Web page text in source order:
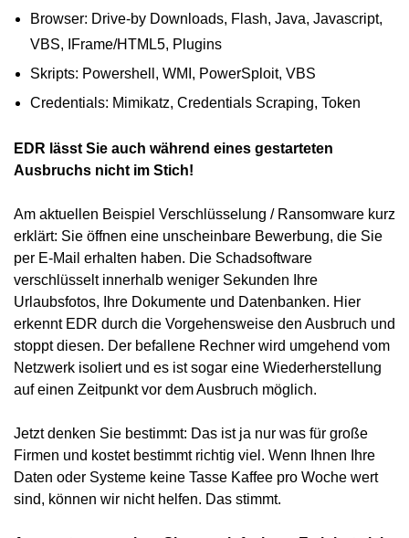
Browser: Drive-by Downloads, Flash, Java, Javascript,
VBS, IFrame/HTML5, Plugins
Skripts: Powershell, WMI, PowerSploit, VBS
Credentials: Mimikatz, Credentials Scraping, Token
EDR lässt Sie auch während eines gestarteten
Ausbruchs nicht im Stich!
Am aktuellen Beispiel Verschlüsselung / Ransomware kurz
erklärt: Sie öffnen eine unscheinbare Bewerbung, die Sie
per E-Mail erhalten haben. Die Schadsoftware
verschlüsselt innerhalb weniger Sekunden Ihre
Urlaubsfotos, Ihre Dokumente und Datenbanken. Hier
erkennt EDR durch die Vorgehensweise den Ausbruch und
stoppt diesen. Der befallene Rechner wird umgehend vom
Netzwerk isoliert und es ist sogar eine Wiederherstellung
auf einen Zeitpunkt vor dem Ausbruch möglich.
Jetzt denken Sie bestimmt: Das ist ja nur was für große
Firmen und kostet bestimmt richtig viel. Wenn Ihnen Ihre
Daten oder Systeme keine Tasse Kaffee pro Woche wert
sind, können wir nicht helfen. Das stimmt.